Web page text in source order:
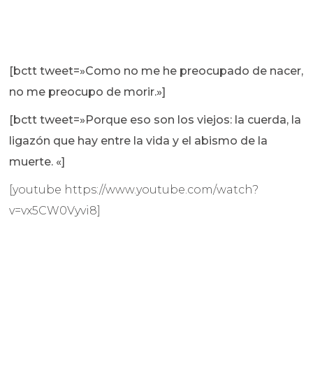
[bctt tweet=»Como no me he preocupado de nacer,
no me preocupo de morir.»]
[bctt tweet=»Porque eso son los viejos: la cuerda, la
ligazón que hay entre la vida y el abismo de la
muerte. «]
[youtube https://www.youtube.com/watch?
v=vx5CW0Vyvi8]